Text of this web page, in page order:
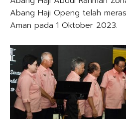
Abang Haji Openg telah
Aman pada 1 Oktober 2023.